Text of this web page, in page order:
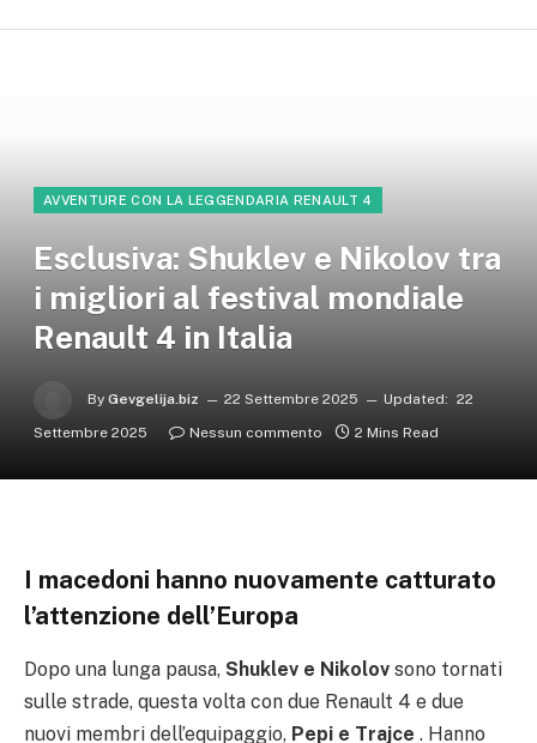
AVVENTURE CON LA LEGGENDARIA RENAULT 4
Esclusiva: Shuklev e Nikolov tra
i migliori al festival mondiale
Renault 4 in Italia
By Gevgelija.biz 22 Settembre 2025 Updated: 22
Settembre 2025
Nessun commento 2 Mins Read
I macedoni hanno nuovamente catturato
l’attenzione dell’Europa
Dopo una lunga pausa, Shuklev e Nikolov sono tornati
sulle strade, questa volta con due Renault 4 e due
nuovi membri dell’equipaggio, Pepi e Trajce . Hanno